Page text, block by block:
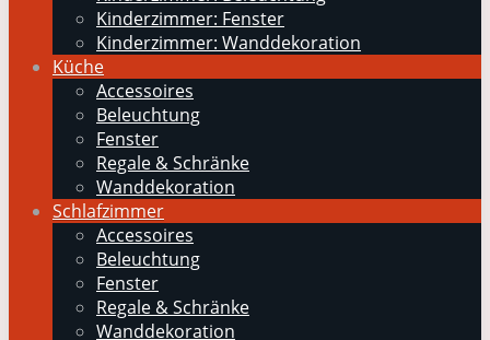
Kinderzimmer: Fenster
Kinderzimmer: Wanddekoration
Küche
Accessoires
Beleuchtung
Fenster
Regale & Schränke
Wanddekoration
Schlafzimmer
Accessoires
Beleuchtung
Fenster
Regale & Schränke
Wanddekoration